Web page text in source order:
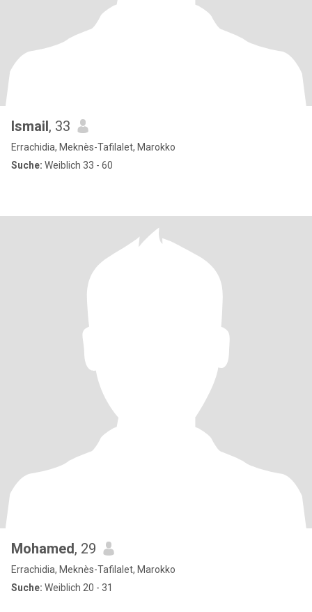
Ismail, 33
Errachidia, Meknès-Tafilalet, Marokko
Suche: Weiblich 33 - 60
Mohamed, 29
Errachidia, Meknès-Tafilalet, Marokko
Suche: Weiblich 20 - 31